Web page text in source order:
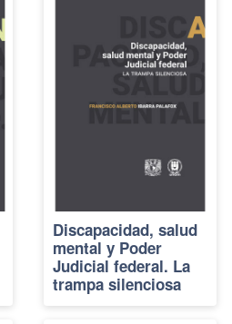
Discapacidad, salud
mental y Poder
Judicial federal. La
trampa silenciosa